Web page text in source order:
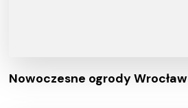
Nowoczesne ogrody Wrocław